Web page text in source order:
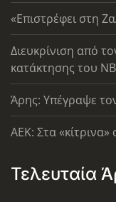
«Επιστρέφει στη
Διευκρίνιση από
κατάκτησης του
Άρης: Υπέγραψε
AEK: Στα «κίτρινα»
Τελευταία